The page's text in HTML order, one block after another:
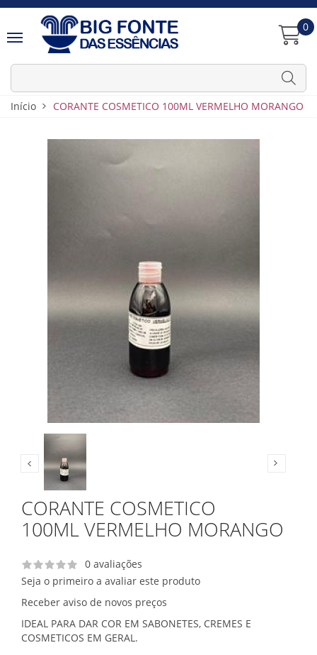
0
Início CORANTE COSMETICO 100ML VERMELHO MORANGO
CORANTE COSMETICO
100ML VERMELHO MORANGO
0 avaliações
Seja o primeiro a avaliar este produto
Receber aviso de novos preços
IDEAL PARA DAR COR EM SABONETES, CREMES E
COSMETICOS EM GERAL.